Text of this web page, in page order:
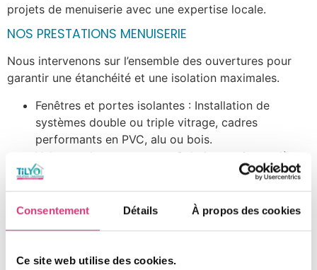
Consentement Détails À propos des cookies
Ce site web utilise des cookies.
projets de menuiserie avec une expertise locale.
NOS PRESTATIONS MENUISERIE
Nous intervenons sur l’ensemble des ouvertures pour
garantir une étanchéité et une isolation maximales.
Fenêtres et portes isolantes : Installation de
systèmes double ou triple vitrage, cadres
performants en PVC, alu ou bois.
Volets roulants et stores : Solutions qui complètent
l’isolation des fenêtres et améliorent le confort
d’utilisation (motorisation).
Portes d’entrée performantes : Pose de portes
de pièces uniques pour les ouvertures non